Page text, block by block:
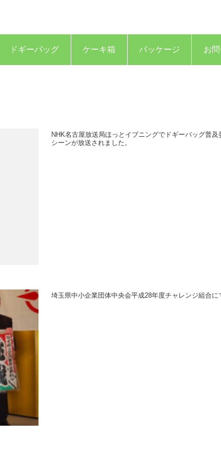
ドギーバッグ ケーキ箱 パッケージ お
NHK名古屋放送局ほっとイブニングでドギーバッグ普
シーンが放送されました。
埼玉県中小企業団体中央会平成28年度チャレンジ組合に